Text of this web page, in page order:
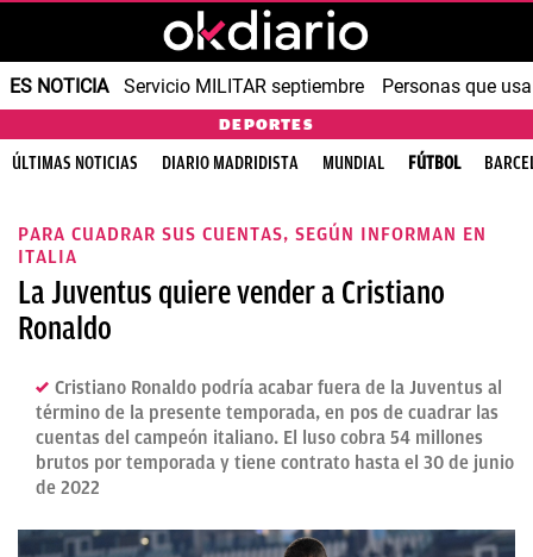
ES NOTICIA Servicio MILITAR septiembre Personas que
DEPORTES
ÚLTIMAS NOTICIAS DIARIO MADRIDISTA MUNDIAL FÚTBOL
PARA CUADRAR SUS CUENTAS, SEGÚN INFORMAN EN
ITALIA
La Juventus quiere vender a Cristiano
Ronaldo
Cristiano Ronaldo podría acabar fuera de la Juventus al
término de la presente temporada, en pos de cuadrar las
cuentas del campeón italiano. El luso cobra 54 millones
brutos por temporada y tiene contrato hasta el 30 de junio
de 2022